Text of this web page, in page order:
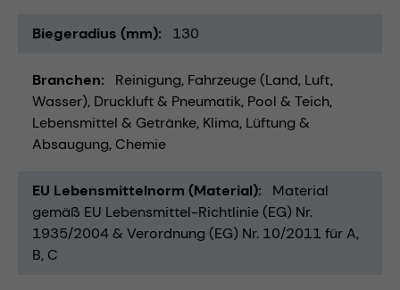
Biegeradius (mm) 130
Branchen Reinigung Fahrzeuge (Land, Luft,
Wasser) Druckluft & Pneumatik Pool & Teich
Lebensmittel & Getränke Klima, Lüftung &
Absaugung Chemie
EU Lebensmittelnorm (Material)
Material
gemäß EU Lebensmittel-Richtlinie (EG) Nr.
1935/2004 & Verordnung (EG) Nr. 10/2011 für A,
B, C